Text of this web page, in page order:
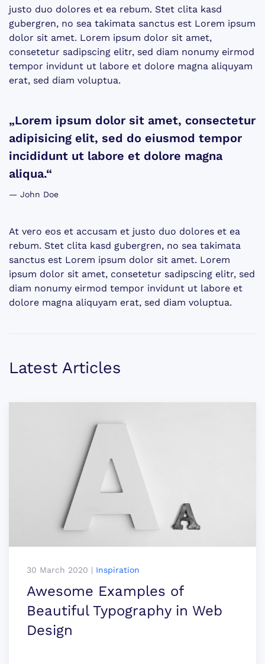
justo duo dolores et ea rebum. Stet clita kasd
gubergren, no sea takimata sanctus est Lorem ipsum
dolor sit amet. Lorem ipsum dolor sit amet,
consetetur sadipscing elitr, sed diam nonumy eirmod
tempor invidunt ut labore et dolore magna aliquyam
erat, sed diam voluptua.
„Lorem ipsum dolor sit amet, consectetur
adipisicing elit, sed do eiusmod tempor
incididunt ut labore et dolore magna
aliqua.“
John Doe
At vero eos et accusam et justo duo dolores et ea
rebum. Stet clita kasd gubergren, no sea takimata
sanctus est Lorem ipsum dolor sit amet. Lorem
ipsum dolor sit amet, consetetur sadipscing elitr, sed
diam nonumy eirmod tempor invidunt ut labore et
dolore magna aliquyam erat, sed diam voluptua.
Latest Articles
30 March 2020 | Inspiration
Awesome Examples of
Beauti­ful Typo­­­­graphy in Web
Design